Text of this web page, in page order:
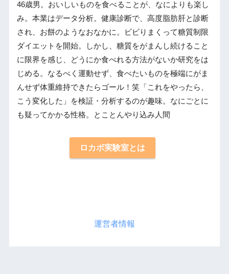
46歳男。おいしいものを食べることが、なによりも楽し
み。本業はデータ分析。健康診断で、高度脂肪肝と診断
され、お餅のようなおなかに。ビビりまくって糖質制限
ダイエットを開始。しかし、糖質をがまんし続けること
に限界を感じ、どうにか食べれる方法がないか研究をは
じめる。なるべく運動せず、食べたいものを極端にがま
んせず体重維持できたらゴール！笑「これをやったら、
こう変化した」を検証・分析するのが趣味。なにごとに
も疑ってかかる性格。とことんやり込み人間
ロカボ実験室とは
運営者情報